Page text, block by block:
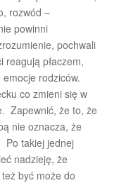
rozwód –
powinni
pochwali
płaczem,
rodziców.
co zmieni się w
Zapewnić, że to, że
nie oznacza, że
Po takiej jednej
nadzieję, że
być może do